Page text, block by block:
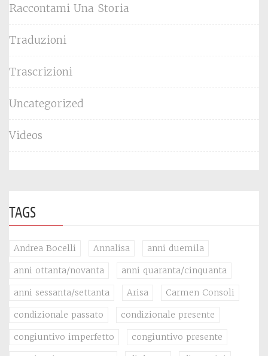
Raccontami Una Storia
Traduzioni
Trascrizioni
Uncategorized
Videos
TAGS
Andrea Bocelli Annalisa anni duemila
anni ottanta/novanta anni quaranta/cinquanta
anni sessanta/settanta Arisa Carmen Consoli
condizionale passato condizionale presente
congiuntivo imperfetto congiuntivo presente